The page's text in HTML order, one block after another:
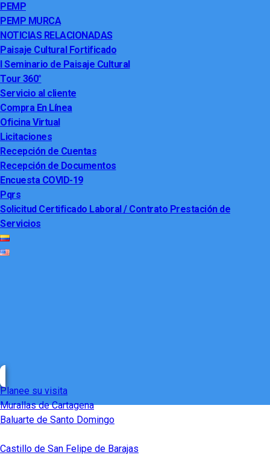
PEMP
PEMP MURCA
NOTICIAS RELACIONADAS
Paisaje Cultural Fortificado
I Seminario de Paisaje Cultural
Tour 360°
Servicio al cliente
Compra En Línea
Oficina Virtual
Licitaciones
Recepción de Cuentas
Recepción de Documentos
Encuesta COVID-19
Pqrs
Solicitud Certificado Laboral / Contrato Prestación de
Servicios
Planee su visita
Murallas de Cartagena
Baluarte de Santo Domingo
Castillo de San Felipe de Barajas